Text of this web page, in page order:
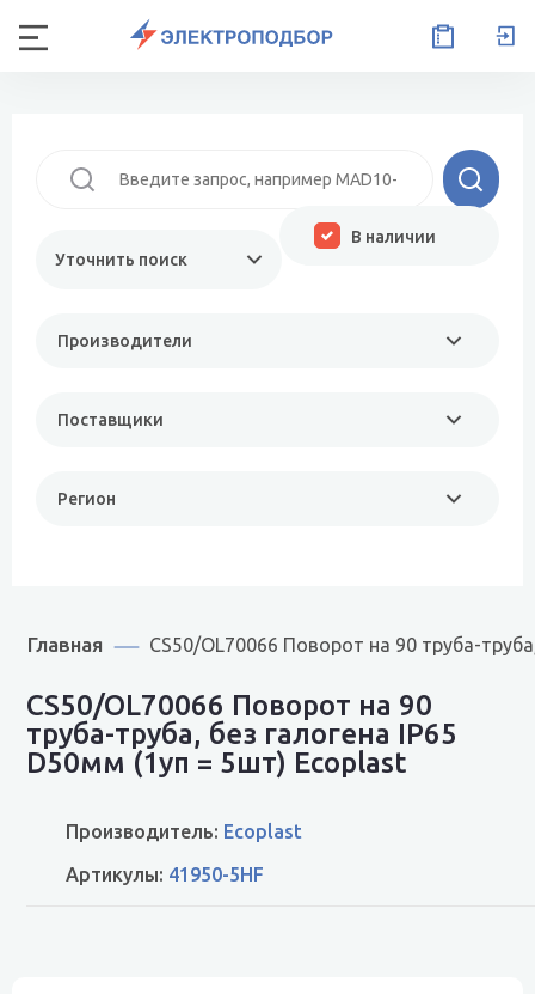
Уточнить поиск
Производители
Поставщики
Регион
В наличии
Главная CS50/OL70066 Поворот на 90 труба-
CS50/OL70066 Поворот на 90
труба-труба, без галогена IP65
D50мм (1уп = 5шт) Ecoplast
Производитель: Ecoplast
Артикулы: 41950-5HF